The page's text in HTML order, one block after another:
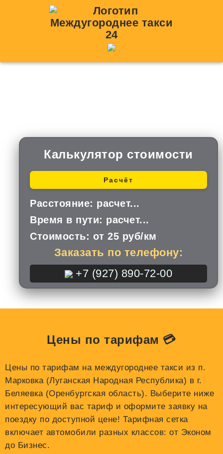
Калькулятор стоимости
Расчёт
Расстояние: расчет...
Время в пути: расчет...
Стоимость: от 25 руб/км
Заказать по телефону:
+7 (927) 890-72-00
Цены по тарифам 💳
Цены по тарифам на междугороднее такси из п.
Марковка (Луганская Народная Республика) в г.
Беляевка (Оренбургская область). Выберите ниже
интересующий вас тариф и оформите заявку на
поездку по доступной цене! Тарифная сетка
включает автомобили разных классов: от Эконом
до Бизнес.